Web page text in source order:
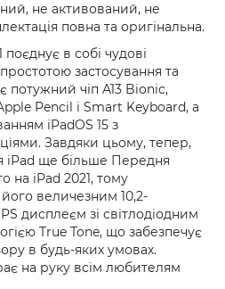
не активований, не
повна та оригінальна.
поєднує в собі чудові
застосування та
потужний чіп A13 Bionic,
Pencil і Smart Keyboard, а
iPadOS 15 з
Завдяки цьому, тепер,
iPad ще більше Передня
на iPad 2021, тому
величезним 10,2-
дисплеєм зі світлодіодним
True Tone, що забезпечує
в будь-яких умовах.
на руку всім любителям